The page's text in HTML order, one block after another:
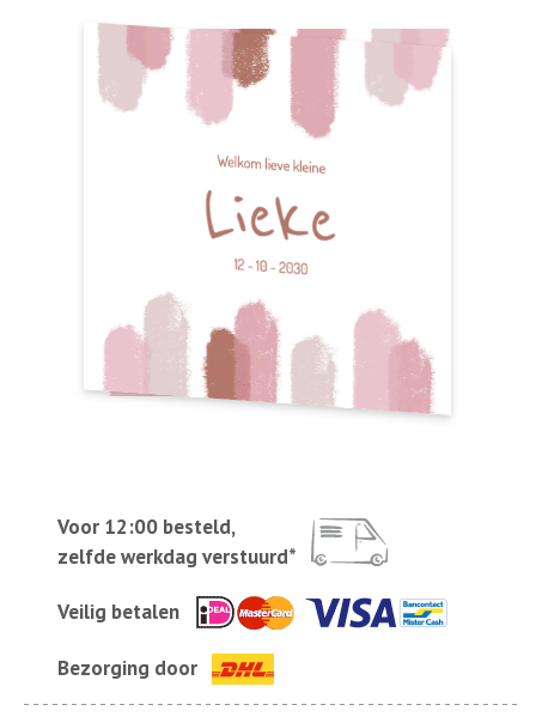
Voor 12:00 besteld,
zelfde werkdag verstuurd*
Veilig betalen
Bezorging door